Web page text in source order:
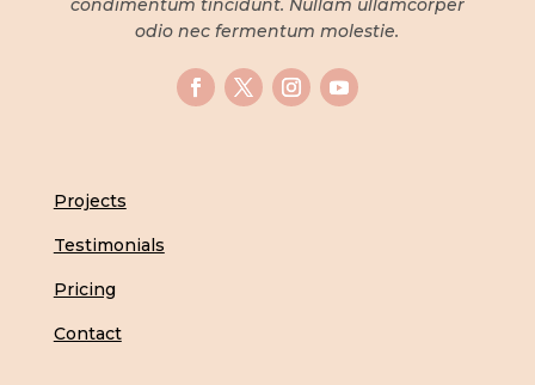
condimentum tincidunt. Nullam ullamcorper
odio nec fermentum molestie.
Projects
Testimonials
Pricing
Contact